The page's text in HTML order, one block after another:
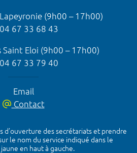
(9h00 – 17h00)
67 33 68 43
Saint Eloi (9h00 – 17h00)
67 33 79 40
Email
Contact
d’ouverture des secrétariats et prendre
le nom du service indiqué dans le
en haut à gauche.